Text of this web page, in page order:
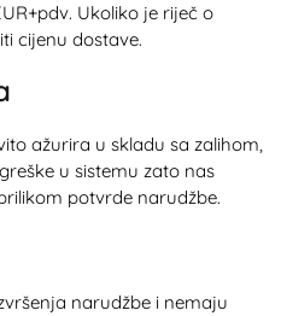
Ukoliko je riječ o
cijenu dostave.
ažurira u skladu sa zalihom,
u sistemu zato nas
potvrde narudžbe.
narudžbe i nemaju